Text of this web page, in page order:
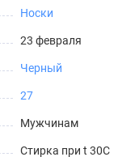
Носки
23 февраля
Черный
27
Мужчинам
Стирка при t 30С